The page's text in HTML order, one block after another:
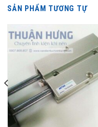
SẢN PHẨM TƯƠNG TỰ